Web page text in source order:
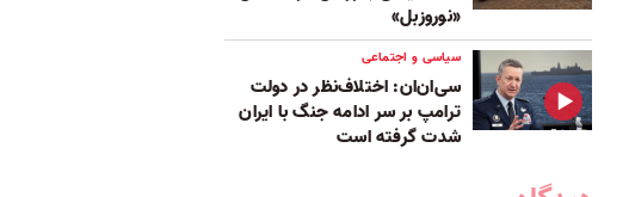
«نوروزبل»
سیاسی و اجتماعی
سی‌ان‌ان: اختلاف‌نظر در دولت
ترامپ بر سر ادامه جنگ با ایران
شدت گرفته است